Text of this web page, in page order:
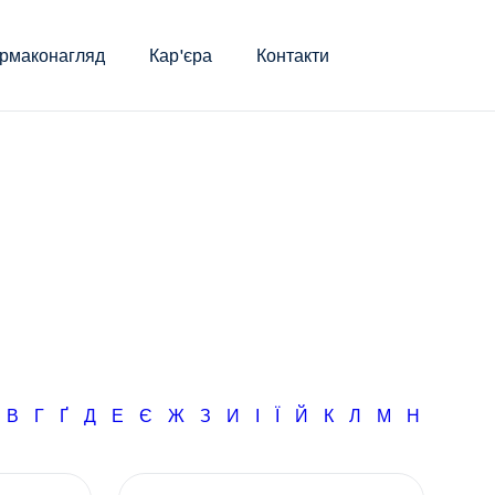
Кар'єра Контакти
В Г Ґ Д Е Є Ж З И І Ї Й К Л М Н